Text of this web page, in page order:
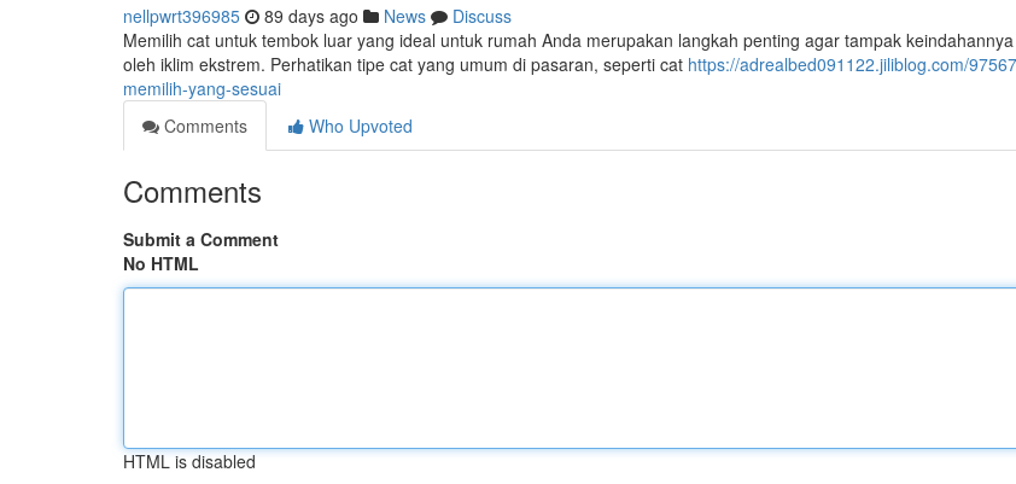
nellpwrt396985 89 days ago News
Discuss
Memilih cat untuk tembok luar yang ideal untuk rumah Anda merupakan langkah penting agar tampak
oleh iklim ekstrem. Perhatikan tipe cat yang umum di pasaran, seperti cat https://adrealbed091122.jiliblog.com/
memilih-yang-sesuai
Comments
Who Upvoted
Comments
Submit a Comment
No HTML
HTML is disabled